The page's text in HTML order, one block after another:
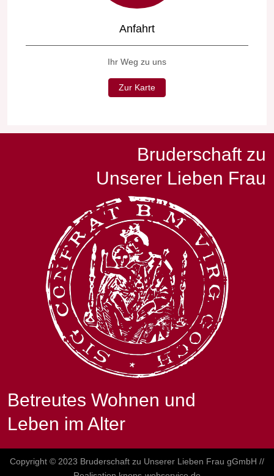
Anfahrt
Ihr Weg zu uns
Zur Karte
Bruderschaft zu
Unserer Lieben Frau
Betreutes Wohnen und
Leben im Alter
Copyright © 2023 Bruderschaft zu Unserer Lieben Frau gGmbH //